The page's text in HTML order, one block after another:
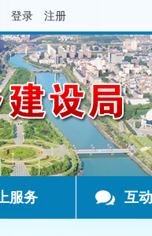
登录 注册
服务 互